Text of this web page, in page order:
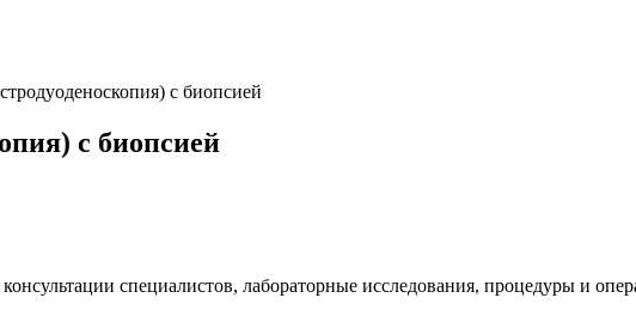
с биопсией
с биопсией
специалистов, лабораторные исследования, процедуры и